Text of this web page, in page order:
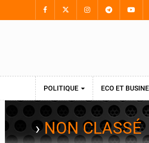
POLITIQUE ECO ET
›NON CLASSÉ